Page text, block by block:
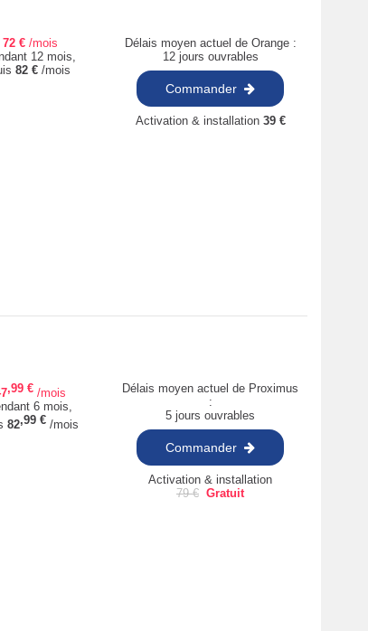
72 € /mois
12 mois,
82 € /mois
Délais moyen actuel de Orange :
12 jours ouvrables
Commander
Activation & installation 39 €
,99 € /mois
6 mois,
82,99 € /mois
Délais moyen actuel de Proximus
:
5 jours ouvrables
Commander
Activation & installation
79€ Gratuit